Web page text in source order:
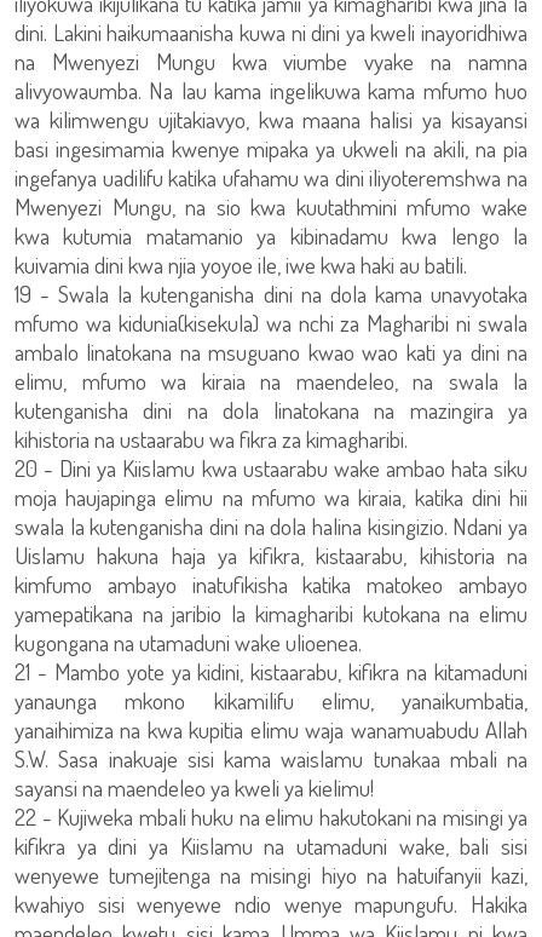
dini. Lakini haikumaanisha kuwa ni dini ya kweli inayoridhiwa
na Mwenyezi Mungu kwa viumbe vyake na namna
alivyowaumba. Na lau kama ingelikuwa kama mfumo huo
wa kilimwengu ujitakiavyo, kwa maana halisi ya kisayansi
basi ingesimamia kwenye mipaka ya ukweli na akili, na pia
ingefanya uadilifu katika ufahamu wa dini iliyoteremshwa na
Mwenyezi Mungu, na sio kwa kuutathmini mfumo wake
kwa kutumia matamanio ya kibinadamu kwa lengo la
kuivamia dini kwa njia yoyoe ile, iwe kwa haki au batili.
19 - Swala la kutenganisha dini na dola kama unavyotaka
mfumo wa kidunia(kisekula) wa nchi za Magharibi ni swala
ambalo linatokana na msuguano kwao wao kati ya dini na
elimu, mfumo wa kiraia na maendeleo, na swala la
kutenganisha dini na dola linatokana na mazingira ya
kihistoria na ustaarabu wa fikra za kimagharibi.
20 - Dini ya Kiislamu kwa ustaarabu wake ambao hata siku
moja haujapinga elimu na mfumo wa kiraia, katika dini hii
swala la kutenganisha dini na dola halina kisingizio. Ndani ya
Uislamu hakuna haja ya kifikra, kistaarabu, kihistoria na
kimfumo ambayo inatufikisha katika matokeo ambayo
yamepatikana na jaribio la kimagharibi kutokana na elimu
kugongana na utamaduni wake ulioenea.
21 - Mambo yote ya kidini, kistaarabu, kifikra na kitamaduni
yanaunga mkono kikamilifu elimu, yanaikumbatia,
yanaihimiza na kwa kupitia elimu waja wanamuabudu Allah
S.W. Sasa inakuaje sisi kama waislamu tunakaa mbali na
sayansi na maendeleo ya kweli ya kielimu!
22 - Kujiweka mbali huku na elimu hakutokani na misingi ya
kifikra ya dini ya Kiislamu na utamaduni wake, bali sisi
wenyewe tumejitenga na misingi hiyo na hatuifanyii kazi,
kwahiyo sisi wenyewe ndio wenye mapungufu. Hakika